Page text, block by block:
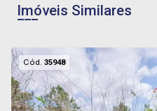
Imóveis Similares
Cód.35948